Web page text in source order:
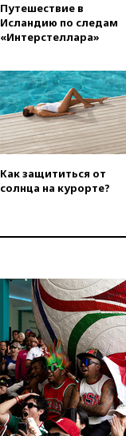
Путешествие в
Исландию по следам
«Интерстеллара»
Как защититься от
солнца на курорте?